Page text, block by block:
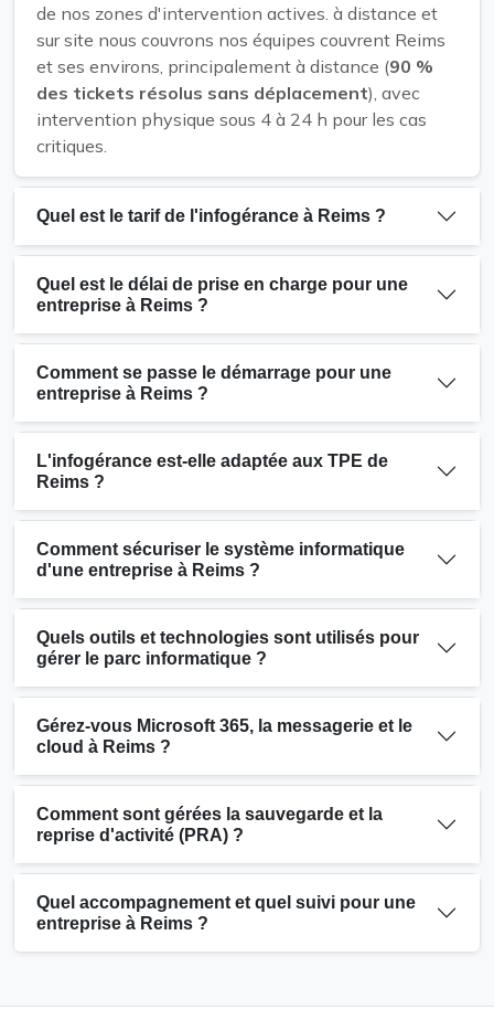
de nos zones d'intervention actives. à distance et
sur site nous couvrons nos équipes couvrent Reims
et ses environs, principalement à distance (90 %
des tickets résolus sans déplacement), avec
intervention physique sous 4 à 24 h pour les cas
critiques.
Quel est le tarif de l'infogérance à Reims ?
Quel est le délai de prise en charge pour une
entreprise à Reims ?
Comment se passe le démarrage pour une
entreprise à Reims ?
L'infogérance est-elle adaptée aux TPE de
Reims ?
Comment sécuriser le système informatique
d'une entreprise à Reims ?
Quels outils et technologies sont utilisés pour
gérer le parc informatique ?
Gérez-vous Microsoft 365, la messagerie et le
cloud à Reims ?
Comment sont gérées la sauvegarde et la
reprise d'activité (PRA) ?
Quel accompagnement et quel suivi pour une
entreprise à Reims ?